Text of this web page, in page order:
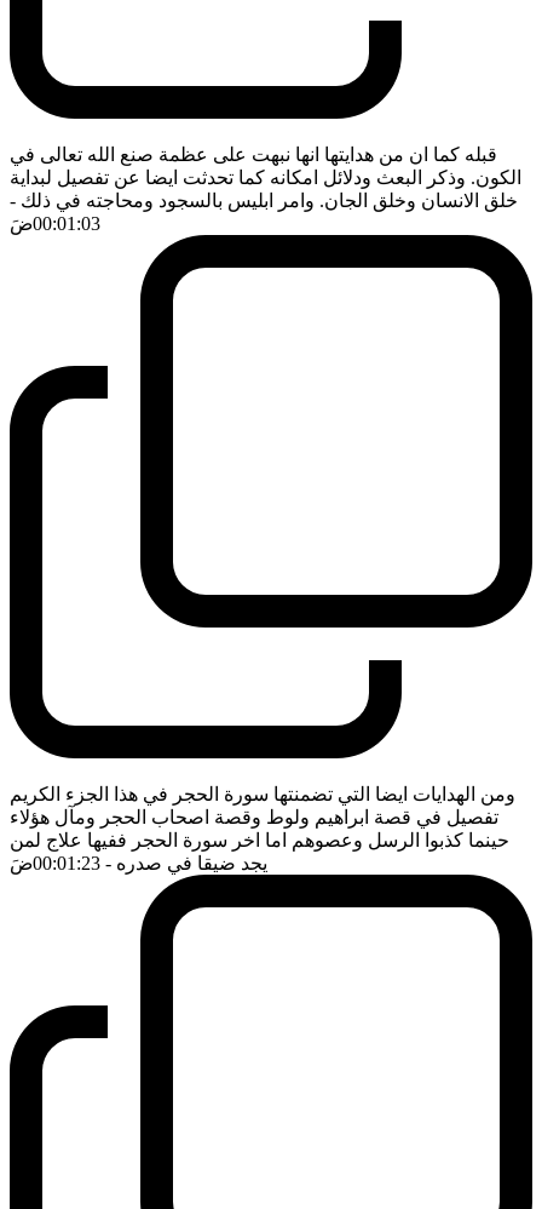
قبله كما ان من هدايتها انها نبهت على عظمة صنع الله تعالى في
الكون. وذكر البعث ودلائل امكانه كما تحدثت ايضا عن تفصيل لبداية
خلق الانسان وخلق الجان. وامر ابليس بالسجود ومحاجته في ذلك -
00:01:03ضَ
ومن الهدايات ايضا التي تضمنتها سورة الحجر في هذا الجزء الكريم
تفصيل في قصة ابراهيم ولوط وقصة اصحاب الحجر ومآل هؤلاء
حينما كذبوا الرسل وعصوهم اما اخر سورة الحجر ففيها علاج لمن
يجد ضيقا في صدره - 00:01:23 ضَ